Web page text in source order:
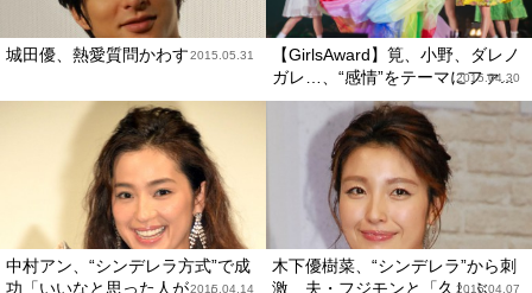
城田優、熱愛質問かわす2015.05.31
【GirlsAward】筧、小野、ダレノ
ガレ…、“感情”をテーマにファ...
2015.04.30
中村アン、“シンデレラ方式”で成
功「いいなと思った人が…」2015.04.14
木下優樹菜、“シンデレラ”から刺
激 夫・フジモンと「久しぶ...
2015.04.07